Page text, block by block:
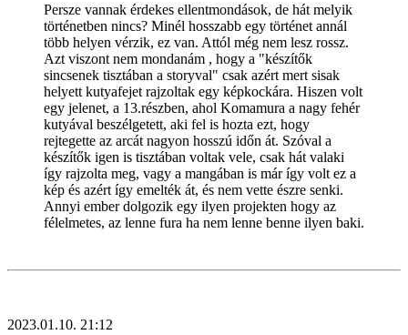
Persze vannak érdekes ellentmondások, de hát melyik
történetben nincs? Minél hosszabb egy történet annál
több helyen vérzik, ez van. Attól még nem lesz rossz.
Azt viszont nem mondanám , hogy a "készítők
sincsenek tisztában a storyval" csak azért mert sisak
helyett kutyafejet rajzoltak egy képkockára. Hiszen volt
egy jelenet, a 13.részben, ahol Komamura a nagy fehér
kutyával beszélgetett, aki fel is hozta ezt, hogy
rejtegette az arcát nagyon hosszú időn át. Szóval a
készítők igen is tisztában voltak vele, csak hát valaki
így rajzolta meg, vagy a mangában is már így volt ez a
kép és azért így emelték át, és nem vette észre senki.
Annyi ember dolgozik egy ilyen projekten hogy az
félelmetes, az lenne fura ha nem lenne benne ilyen baki.
2023.01.10. 21:12